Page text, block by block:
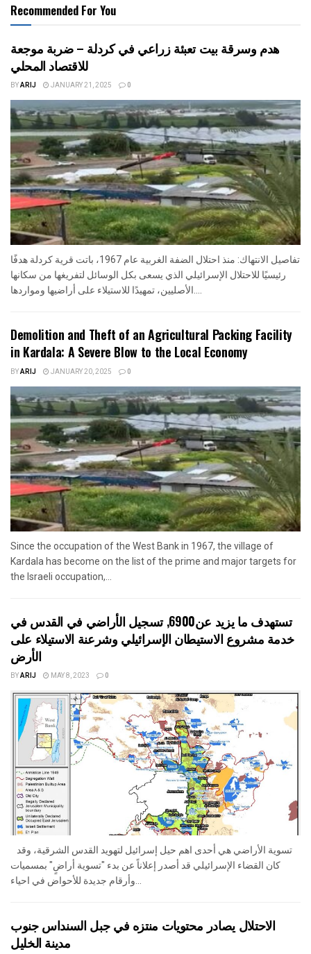
Recommended For You
هدم وسرقة بيت تعبئة زراعي في كردلة – ضربة موجعة
للاقتصاد المحلي
BYARIJ JANUARY 21, 2025 0
تفاصيل الانتهاك: منذ احتلال الضفة الغربية عام 1967، باتت قرية كردلة هدفًا
رئيسيًا للاحتلال الإسرائيلي الذي يسعى بكل الوسائل لتفريغها من سكانها
Demolition and Theft of an Agricultural Packing Facility
in Kardala: A Severe Blow to the Local Economy
BYARIJ JANUARY 20, 2025 0
Since the occupation of the West Bank in 1967, the village of
Kardala has become on the list of the prime and major targets for
the Israeli occupation,...
تستهدف ما يزيد عن6900, تسجيل الأراضي في القدس في
خدمة مشروع الاستيطان الإسرائيلي وشرعنة الاستيلاء على
الأرض
BYARIJ MAY 8, 2023 0
كان القضاء الإسرائيلي قد أصدر إعلاناً عن بدء "تسوية أراضٍ" بمسميات
الاحتلال يصادر محتويات منتزه في جبل السنداس جنوب
مدينة الخليل